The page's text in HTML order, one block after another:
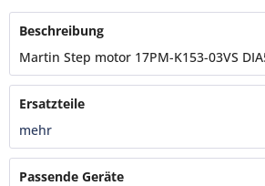
Beschreibung
Martin Step motor 17PM-K153-03VS
Ersatzteile
mehr
Passende Geräte